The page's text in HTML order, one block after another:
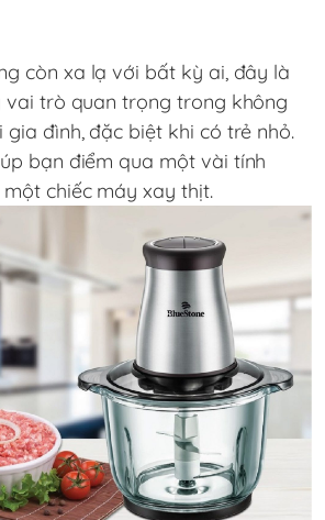
còn xa lạ với bất kỳ ai, đây là
trò quan trọng trong không
đình, đặc biệt khi có trẻ nhỏ.
bạn điểm qua một vài tính
chiếc máy xay thịt.